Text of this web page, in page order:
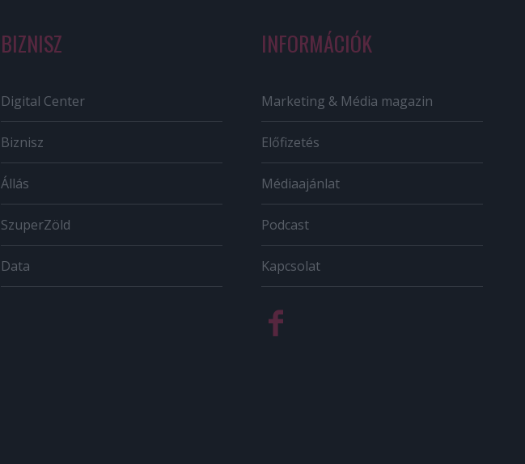
BIZNISZ
Digital Center
Biznisz
Állás
SzuperZöld
Data
INFORMÁCIÓK
Marketing & Média magazin
Előfizetés
Médiaajánlat
Podcast
Kapcsolat